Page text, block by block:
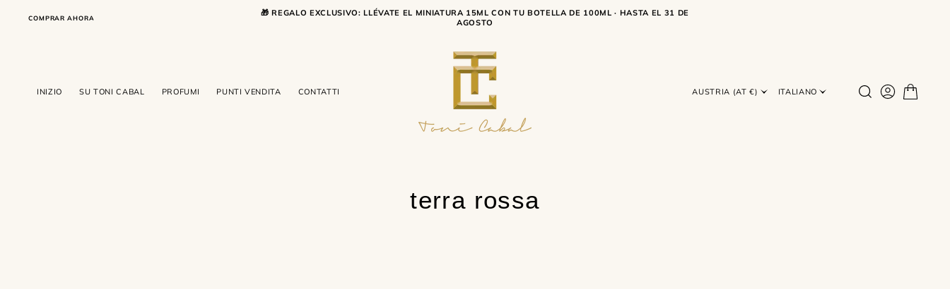
COMPRAR AHORA
🎁 REGALO EXCLUSIVO: LLÉVATE EL MINIATURA 15ML CON TU BOTELLA DE 100ML · HASTA EL 31 DE
AGOSTO
INIZIO SU TONI CABAL PROFUMI PUNTI VENDITA CONTATTI AUSTRIA (AT €) ITALIANO
terra rossa